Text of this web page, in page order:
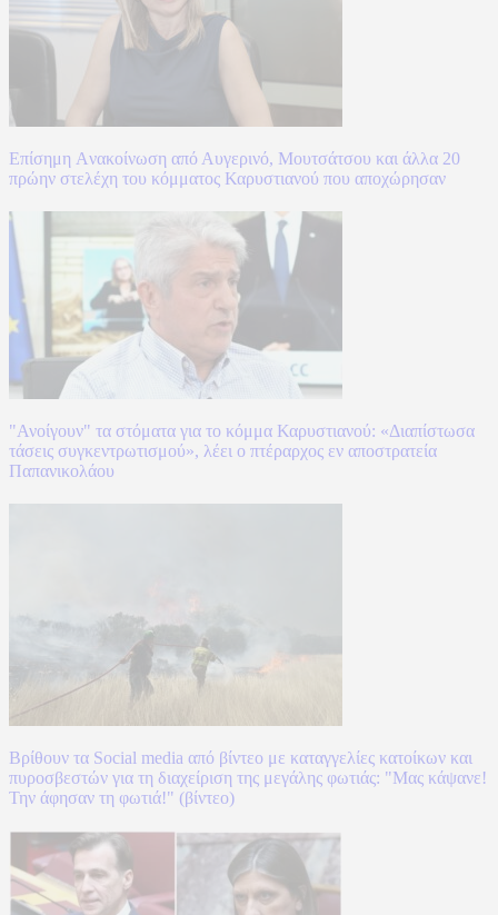
Επίσημη Aνακοίνωση από Αυγερινό, Μουτσάτσου και άλλα 20
πρώην στελέχη του κόμματος Καρυστιανού που αποχώρησαν
"Ανοίγουν" τα στόματα για το κόμμα Καρυστιανού: «Διαπίστωσα
τάσεις συγκεντρωτισμού», λέει ο πτέραρχος εν αποστρατεία
Παπανικολάου
Βρίθουν τα Social media από βίντεο με καταγγελίες κατοίκων και
πυροσβεστών για τη διαχείριση της μεγάλης φωτιάς: "Μας κάψανε!
Την άφησαν τη φωτιά!" (βίντεο)